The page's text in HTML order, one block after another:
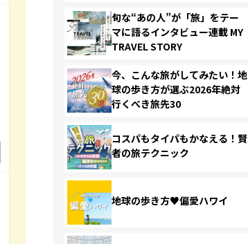
旬な“あの人”が「旅」をテー
マに語るインタビュー連載 MY
TRAVEL STORY
今、こんな旅がしてみたい！地
球の歩き方が選ぶ2026年絶対
行くべき旅先30
コスパもタイパもかなえる！賢
者の旅テクニック
地球の歩き方♥偏愛ハワイ